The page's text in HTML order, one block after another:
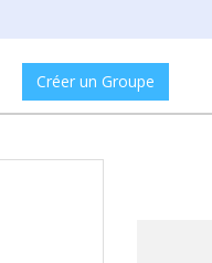
Créer un Groupe